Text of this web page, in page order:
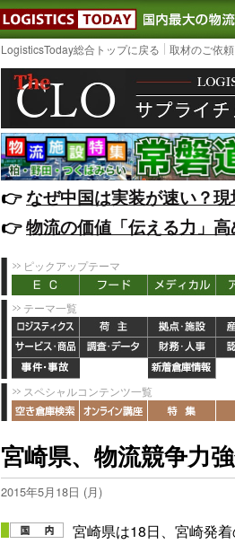
LOGISTICS
LogisticsToday総合トップに戻る 取材のご依
👉️なぜ中国は実装が速い？
👉️物流の価値「伝える力」
ピックアップテーマ
テーマ一覧
スペシャルコンテンツ一覧
宮崎県、物流競争力
2015年5月18日 (月)
宮崎県は18日、宮崎発